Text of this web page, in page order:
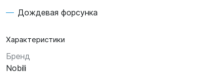
Дождевая форсунка
Характеристики
Бренд
Nobili